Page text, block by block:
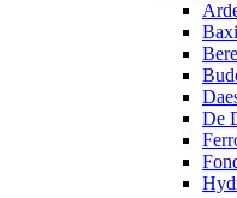
Baxi
De